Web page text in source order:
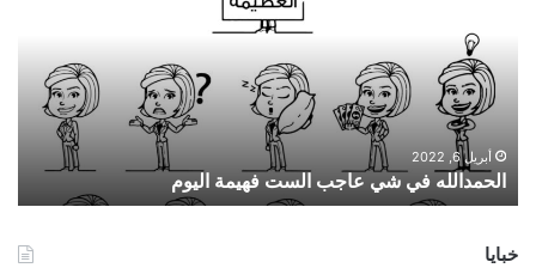
ي
ي
أبريل 6, 2022
الحمدالله في شي عاجب الست فهيمة اليوم
خبايا